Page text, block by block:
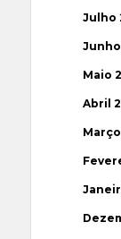
Julho
Maio
Abril